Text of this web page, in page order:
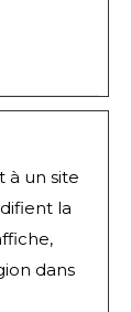
à un site
la
dans